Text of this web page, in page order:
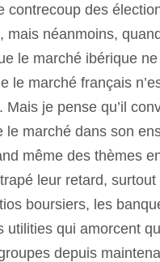
contrecoup des
mais néanmoins,
le marché ibérique
le marché français
je pense qu’il
marché dans son
même des thèmes
leur retard,
boursiers, les
utilities qui amorcent
depuis